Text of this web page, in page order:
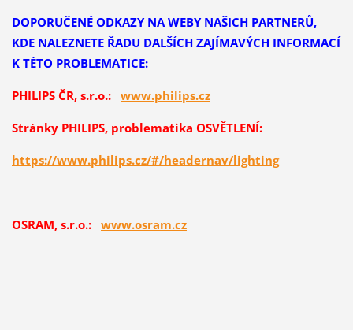
DOPORUČENÉ ODKAZY NA WEBY NAŠICH PARTNERŮ,
KDE NALEZNETE ŘADU DALŠÍCH ZAJÍMAVÝCH INFORMACÍ
K TÉTO PROBLEMATICE:
PHILIPS ČR, s.r.o.: www.philips.cz
Stránky PHILIPS, problematika OSVĚTLENÍ:
https://www.philips.cz/#/headernav/lighting
OSRAM, s.r.o.: www.osram.cz